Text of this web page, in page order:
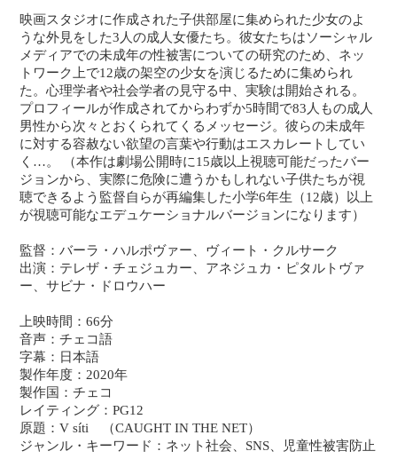
映画スタジオに作成された子供部屋に集められた少女のよ
うな外見をした3人の成人女優たち。彼女たちはソーシャル
メディアでの未成年の性被害についての研究のため、ネッ
トワーク上で12歳の架空の少女を演じるために集められ
た。心理学者や社会学者の見守る中、実験は開始される。
プロフィールが作成されてからわずか5時間で83人もの成人
男性から次々とおくられてくるメッセージ。彼らの未成年
に対する容赦ない欲望の言葉や行動はエスカレートしてい
く…。 （本作は劇場公開時に15歳以上視聴可能だったバー
ジョンから、実際に危険に遭うかもしれない子供たちが視
聴できるよう監督自らが再編集した小学6年生（12歳）以上
が視聴可能なエデュケーショナルバージョンになります）
監督：バーラ・ハルポヴァー、ヴィート・クルサーク
出演：テレザ・チェジュカー、アネジュカ・ピタルトヴァ
ー、サビナ・ドロウハー
上映時間：66分
音声：チェコ語
字幕：日本語
製作年度：2020年
製作国：チェコ
レイティング：PG12
原題：V síti （CAUGHT IN THE NET）
ジャンル・キーワード：ネット社会、SNS、児童性被害防止